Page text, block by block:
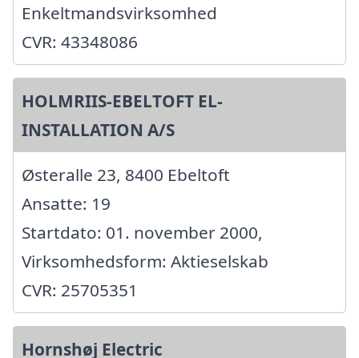
Enkeltmandsvirksomhed
CVR: 43348086
HOLMRIIS-EBELTOFT EL-
INSTALLATION A/S
Østeralle 23, 8400 Ebeltoft
Ansatte: 19
Startdato: 01. november 2000,
Virksomhedsform: Aktieselskab
CVR: 25705351
Hornshøj Electric